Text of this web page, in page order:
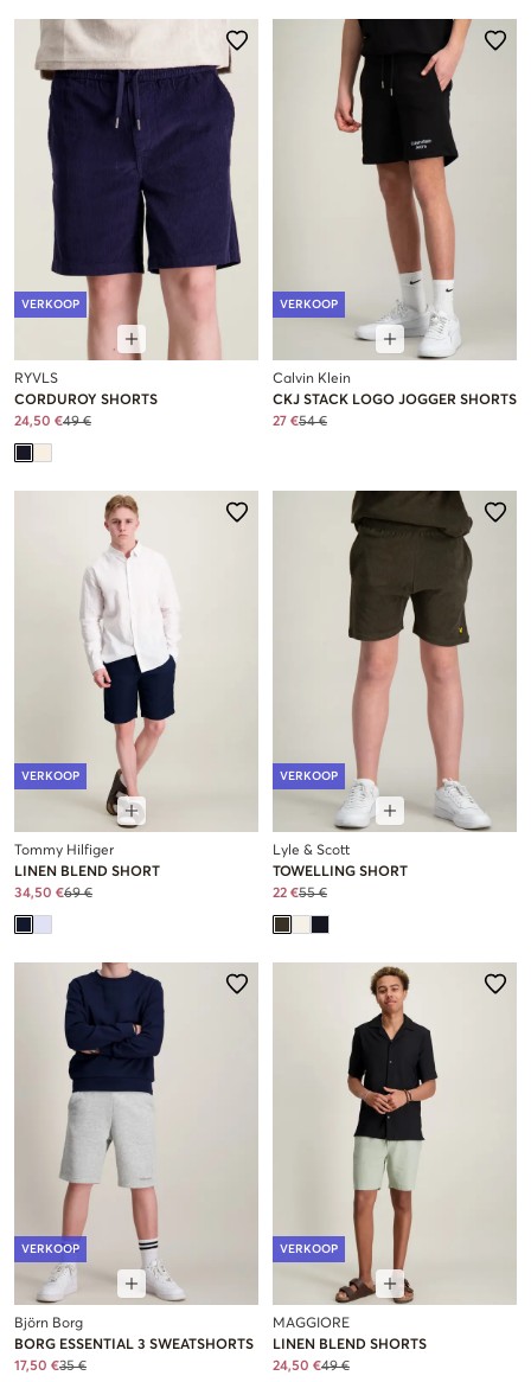
VERKOOP
RYVLS
CORDUROY SHORTS
24,50 €49 €
VERKOOP
Calvin Klein
CKJ STACK LOGO JOGGER SHORTS
27 €54 €
VERKOOP
Tommy Hilfiger
LINEN BLEND SHORT
34,50 €69 €
VERKOOP
Lyle & Scott
TOWELLING SHORT
22 €55 €
VERKOOP
Björn Borg
BORG ESSENTIAL 3 SWEATSHORTS
17,50 €35 €
VERKOOP
MAGGIORE
LINEN BLEND SHORTS
24,50 €49 €